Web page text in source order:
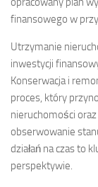
finansowego w
Utrzymanie
inwestycji
Konserwacja i
proces, który
nieruchomości
obserwowanie
działań na czas to
perspektywie.